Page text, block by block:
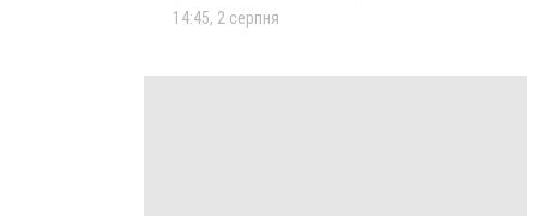
14:45, 2 серпня